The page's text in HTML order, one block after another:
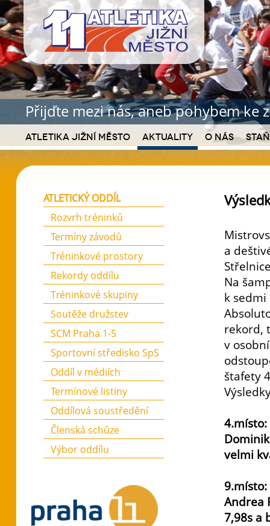
Přijďte mezi nás, aneb pohybem ke
Atletika Jižní Město Aktuality O nás
a
Na
k
rekord,
v
štafety
4.místo:
velmi
9.místo:
Andrea
7,98s a
ATLETICKÝ ODDÍL
Rozvrh tréninků
Termíny závodů
Tréninkové prostory
Rekordy oddílu
Tréninkové skupiny
Soutěže družstev
SCM Praha 1-5
Sportovní středisko SpS
Oddíl v médiích
Termínové listiny
Oddílová soustředění
Členská schůze
Výbor oddílu